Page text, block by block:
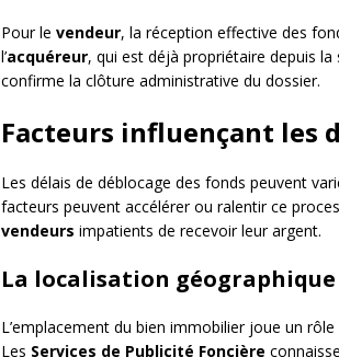
Pour le vendeur, la réception effective des
l’acquéreur, qui est déjà propriétaire depuis la
confirme la clôture administrative du dossier.
Facteurs influençant les
Les délais de déblocage des fonds peuvent
facteurs peuvent accélérer ou ralentir ce
vendeurs impatients de recevoir leur argent.
La localisation géographique
L’emplacement du bien immobilier joue un
Les Services de Publicité Foncière